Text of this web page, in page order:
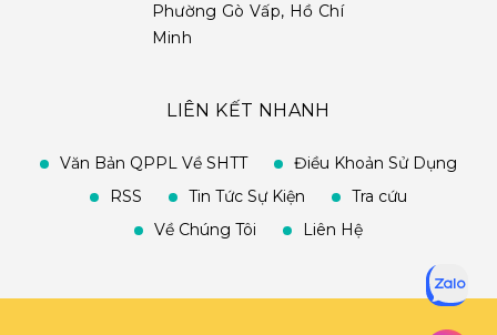
Phường Gò Vấp, Hồ Chí
Minh
LIÊN KẾT NHANH
Văn Bản QPPL Về SHTT
Điều Khoản Sử Dụng
RSS
Tin Tức Sự Kiện
Tra cứu
Về Chúng Tôi
Liên Hệ